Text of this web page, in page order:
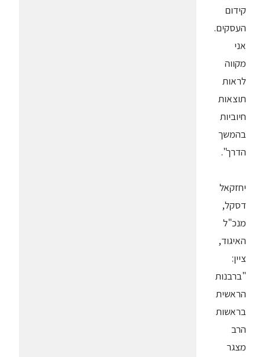
קידום
העסקים.
אני
מקווה
לראות
תוצאות
חיוביות
בהמשך
הדרך".
יחזקאל
דסקל,
מנכ"ל
האיגוד,
ציין:
"ברבנות
הראשית
בראשות
הרב
מצגר